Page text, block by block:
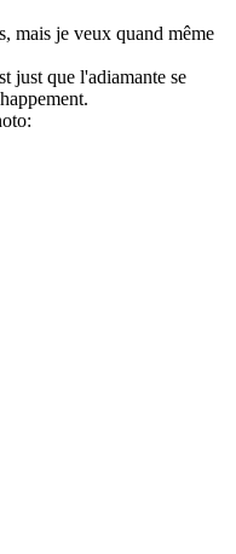
mais je veux quand même
just que l'adiamante se